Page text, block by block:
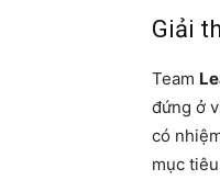
Giải
Team
đứng ở
có
mục